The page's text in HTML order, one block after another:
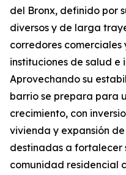
del Bronx, definido por
diversos y de larga
corredores
instituciones de salud
Aprovechando su
barrio se prepara para
crecimiento, con
vivienda y expansión
destinadas a fortalecer
comunidad residencial